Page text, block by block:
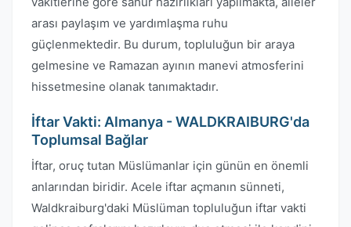
arası paylaşım ve yardımlaşma ruhu
güçlenmektedir. Bu durum, topluluğun bir araya
gelmesine ve Ramazan ayının manevi atmosferini
hissetmesine olanak tanımaktadır.
İftar Vakti: Almanya - WALDKRAIBURG'da
Toplumsal Bağlar
İftar, oruç tutan Müslümanlar için günün en önemli
anlarından biridir. Acele iftar açmanın sünneti,
Waldkraiburg'daki Müslüman topluluğun iftar vakti